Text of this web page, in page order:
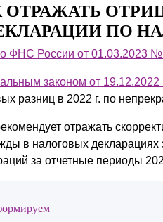
ОТРАЖАТЬ
ПО
ФНС России от 01.03.2023
законом от
разниц в 2022 г. по
отражать
в налоговых декларациях
за отчетные периоды